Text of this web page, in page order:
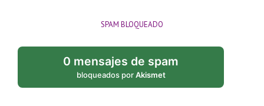
SPAM BLOQUEADO
0 mensajes de spam
bloqueados porAkismet